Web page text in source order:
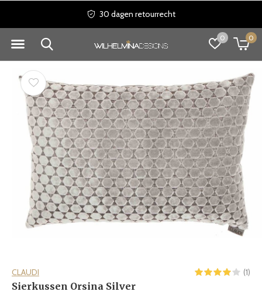
0 0
30 dagen retourrecht
CLAUDI (1)
Sierkussen Orsina Silver